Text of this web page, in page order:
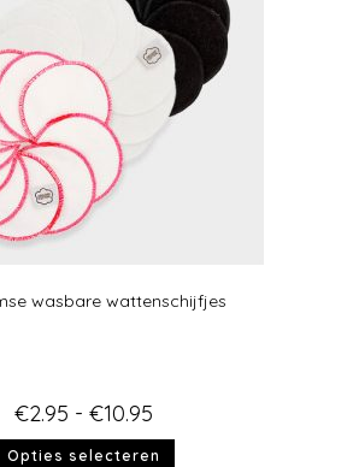
wasbare wattenschijfjes
€2.95 - €10.95
Opties selecteren